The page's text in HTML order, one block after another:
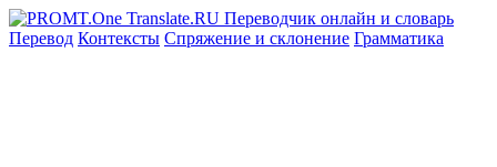
Перевод Контексты Спряжение и склонение Грамматика